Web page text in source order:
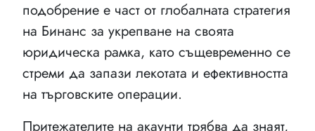
подобрение е част от глобалната стратегия
на Бинанс за укрепване на своята
юридическа рамка, като същевременно се
стреми да запази лекотата и ефективността
на търговските операции.
Притежателите на акаунти трябва да знаят,